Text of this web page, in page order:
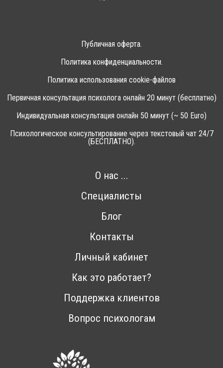
Публичная оферта.
Политика конфиденциальности.
Политика использования cookie-файлов
Первичная консультация психолога онлайн 20 минут (бесплатно)
Индивидуальная консультация онлайн 50 минут (~ 50 Euro)
Психологическое консультирование через текстовый чат 24/7
(БЕСПЛАТНО).
О нас ...
Специалисты
Блог
Контакты
Личный кабинет
Как это работает?
Поддержка клиентов
Вопрос психологам